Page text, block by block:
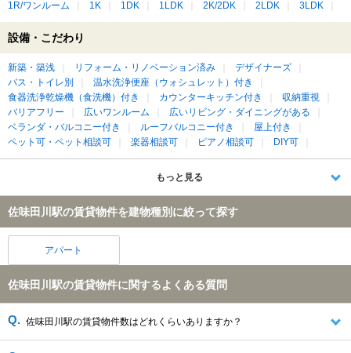
1R/ワンルーム 1K 1DK 1LDK 2K/2DK 2LDK 3LDK
設備・こだわり
新築・築浅 リフォーム・リノベーション済み
デザイナーズ
バス・トイレ別
温水洗浄便座（ウォシュレット）付き
食器洗浄乾燥機（食洗機）付き
カウンターキッチン付き
収納重視
バリアフリー
広いワンルーム
広いリビング・ダイニングがある
ベランダ・バルコニー付き
ルーフバルコニー付き
屋上付き
ペット可・ペット相談可
楽器相談可 ピアノ相談可 DIY可
もっと見る
佐味田川駅の賃貸物件を建物種別に絞って探す
アパート
佐味田川駅の賃貸物件に関するよくある質問
佐味田川駅の賃貸物件数はどれくらいありますか？